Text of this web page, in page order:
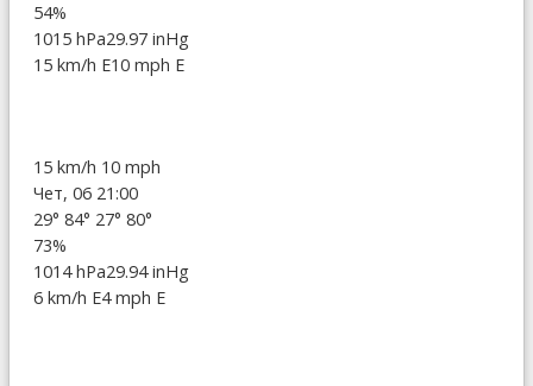
54%
1015 hPa29.97 inHg
15 km/h E10 mph E
15 km/h 10 mph
Чет, 06 21:00
29° 84° 27° 80°
73%
1014 hPa29.94 inHg
6 km/h E4 mph E